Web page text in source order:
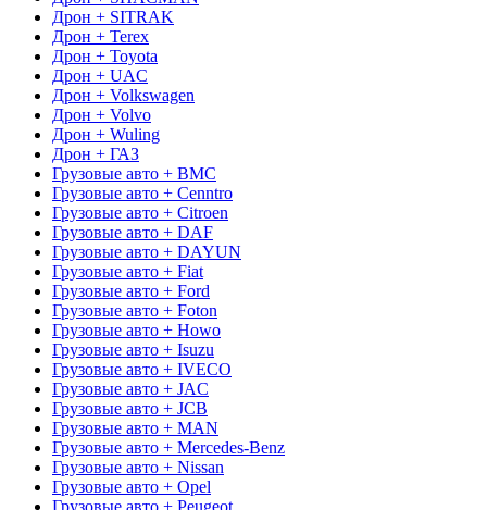
Дрон + SITRAK
Дрон + Terex
Дрон + Toyota
Дрон + UAC
Дрон + Volkswagen
Дрон + Volvo
Дрон + Wuling
Дрон + ГАЗ
Грузовые авто + BMC
Грузовые авто + Cenntro
Грузовые авто + Citroen
Грузовые авто + DAF
Грузовые авто + DAYUN
Грузовые авто + Fiat
Грузовые авто + Ford
Грузовые авто + Foton
Грузовые авто + Howo
Грузовые авто + Isuzu
Грузовые авто + IVECO
Грузовые авто + JAC
Грузовые авто + JCB
Грузовые авто + MAN
Грузовые авто + Mercedes-Benz
Грузовые авто + Nissan
Грузовые авто + Opel
Грузовые авто + Peugeot